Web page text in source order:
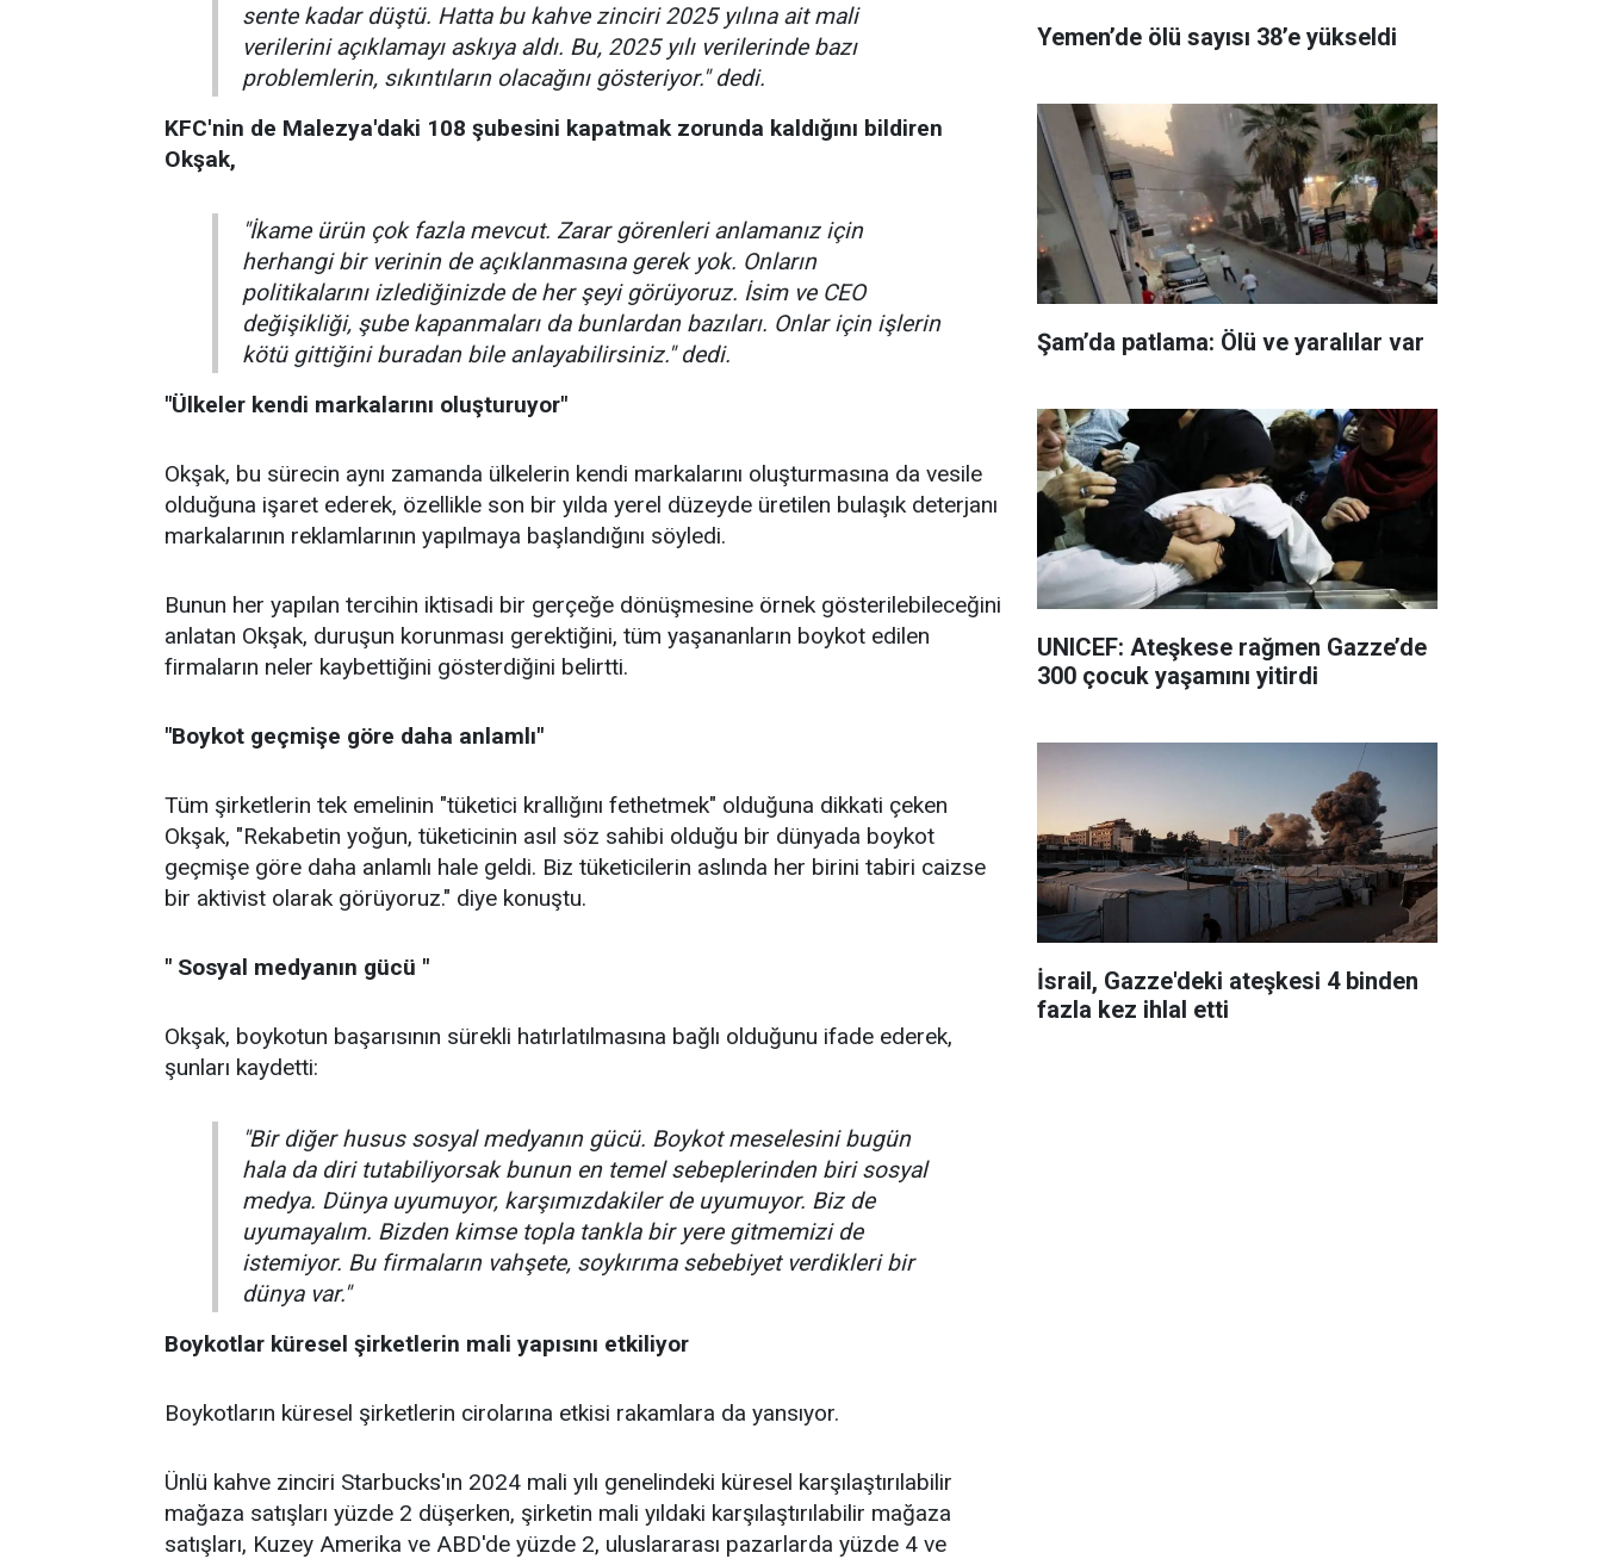
sente kadar düştü. Hatta bu kahve zinciri 2025 yılına ait mali
verilerini açıklamayı askıya aldı. Bu, 2025 yılı verilerinde bazı
problemlerin, sıkıntıların olacağını gösteriyor." dedi.
KFC'nin de Malezya'daki 108 şubesini kapatmak zorunda kaldığını bildiren
Okşak,
"İkame ürün çok fazla mevcut. Zarar görenleri anlamanız için
herhangi bir verinin de açıklanmasına gerek yok. Onların
politikalarını izlediğinizde de her şeyi görüyoruz. İsim ve CEO
değişikliği, şube kapanmaları da bunlardan bazıları. Onlar için işlerin
kötü gittiğini buradan bile anlayabilirsiniz." dedi.
"Ülkeler kendi markalarını oluşturuyor"
Okşak, bu sürecin aynı zamanda ülkelerin kendi markalarını oluşturmasına da vesile
olduğuna işaret ederek, özellikle son bir yılda yerel düzeyde üretilen bulaşık deterjanı
markalarının reklamlarının yapılmaya başlandığını söyledi.
Bunun her yapılan tercihin iktisadi bir gerçeğe dönüşmesine örnek gösterilebileceğini
anlatan Okşak, duruşun korunması gerektiğini, tüm yaşananların boykot edilen
firmaların neler kaybettiğini gösterdiğini belirtti.
"Boykot geçmişe göre daha anlamlı"
Tüm şirketlerin tek emelinin "tüketici krallığını fethetmek" olduğuna dikkati çeken
Okşak, "Rekabetin yoğun, tüketicinin asıl söz sahibi olduğu bir dünyada boykot
geçmişe göre daha anlamlı hale geldi. Biz tüketicilerin aslında her birini tabiri caizse
bir aktivist olarak görüyoruz." diye konuştu.
" Sosyal medyanın gücü "
Okşak, boykotun başarısının sürekli hatırlatılmasına bağlı olduğunu ifade ederek,
şunları kaydetti:
"Bir diğer husus sosyal medyanın gücü. Boykot meselesini bugün
hala da diri tutabiliyorsak bunun en temel sebeplerinden biri sosyal
medya. Dünya uyumuyor, karşımızdakiler de uyumuyor. Biz de
uyumayalım. Bizden kimse topla tankla bir yere gitmemizi de
istemiyor. Bu firmaların vahşete, soykırıma sebebiyet verdikleri bir
dünya var."
Boykotlar küresel şirketlerin mali yapısını etkiliyor
Boykotların küresel şirketlerin cirolarına etkisi rakamlara da yansıyor.
Ünlü kahve zinciri Starbucks'ın 2024 mali yılı genelindeki küresel karşılaştırılabilir
mağaza satışları yüzde 2 düşerken, şirketin mali yıldaki karşılaştırılabilir mağaza
satışları, Kuzey Amerika ve ABD'de yüzde 2, uluslararası pazarlarda yüzde 4 ve
Yemen’de ölü sayısı 38’e yükseldi
Şam’da patlama: Ölü ve yaralılar var
UNICEF: Ateşkese rağmen Gazze’de
300 çocuk yaşamını yitirdi
İsrail, Gazze'deki ateşkesi 4 binden
fazla kez ihlal etti